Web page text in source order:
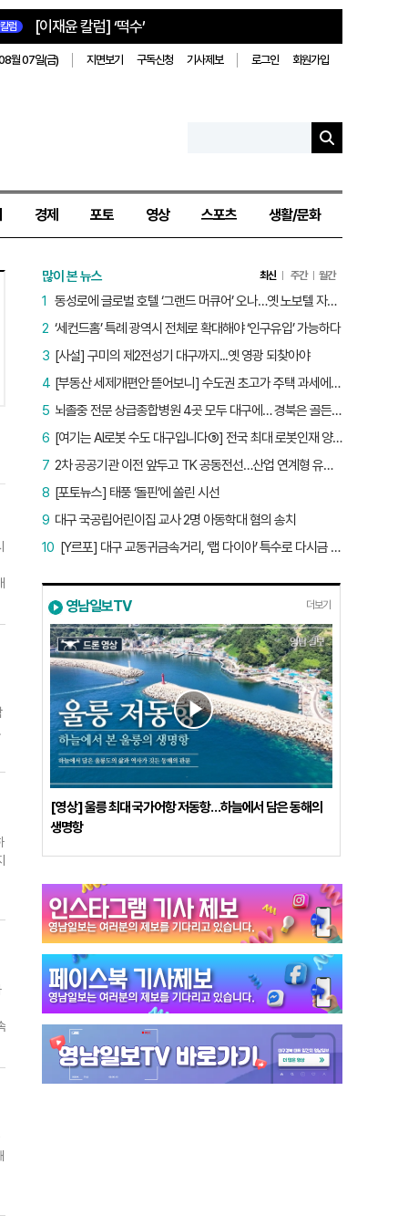
칼럼 [이재윤 칼럼] ‘떡수’
월 07일(금) 지면보기 구독신청 기사제보 로그인 회원가입
경제 포토 영상 스포츠 생활/문화
많이 본 뉴스 최신 주간 월간
동성로에 글로벌 호텔 ‘그랜드 머큐어’ 오나…옛 노보텔 자리 사무실 개설
1
‘세컨드홈’ 특례 광역시 전체로 확대해야 ‘인구유입’ 가능하다
2
[사설] 구미의 제2전성기 대구까지...옛 영광 되찾아야
3
[부동산 세제개편안 뜯어보니] 수도권 초고가 주택 과세에만 초점…침체된 지방 부동산 대책은 없다
4
뇌졸중 전문 상급종합병원 4곳 모두 대구에… 경북은 골든타임 사각지대
5
[여기는 AI로봇 수도 대구입니다⑤] 전국 최대 로봇인재 양성소…“대구산업 맞춤형 교육과정 만들자”
6
2차 공공기관 이전 앞두고 TK 공동전선…산업 연계형 유치 승부수
7
[포토뉴스] 태풍 ‘돌핀’에 쏠린 시선
8
대구 국공립어린이집 교사 2명 아동학대 혐의 송치
9
[Y르포] 대구 교동귀금속거리, ‘랩 다이아’ 특수로 다시금 활기…“반짝 인기 의존 않는 지속 가능 성장 동력 마련해야”
10
영남일보TV 더보기
[영상] 울릉 최대 국가어항 저동항…하늘에서 담은 동해의
생명항